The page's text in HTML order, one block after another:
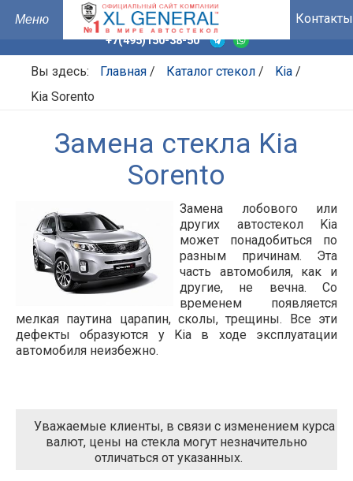
Контакты
+7(495)150-38-50
Вы здесь: Главная / Каталог стекол / Kia /
Kia Sorento
Замена стекла Kia
Sorento
Замена лобового или
других автостекол Kia
может понадобиться по
разным причинам. Эта
часть автомобиля, как и
другие, не вечна. Со
временем появляется
мелкая паутина царапин, сколы, трещины. Все эти
дефекты образуются у Kia в ходе эксплуатации
автомобиля неизбежно.
Уважаемые клиенты, в связи с изменением курса
валют, цены на стекла могут незначительно
отличаться от указанных.